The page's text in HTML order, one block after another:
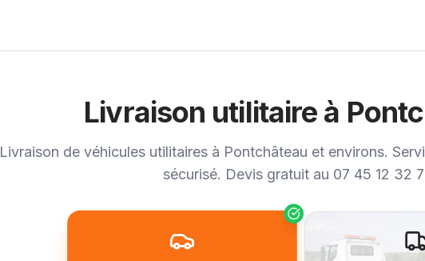
Livraison utilitaire à
Livraison de véhicules utilitaires à Pontchâteau et environs.
sécurisé. Devis gratuit au 07 45 12 32